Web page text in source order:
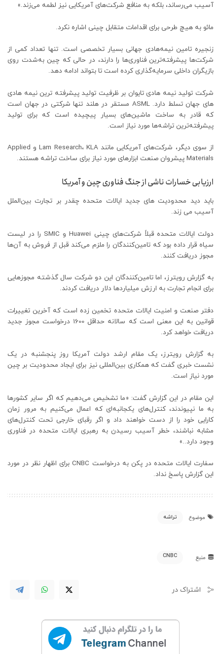
آسیب می‌رساند، بلکه به منافع شرکت‌های آمریکایی نیز لطمه می‌زند.»
مائو به هیچ طرحی برای اقدامات متقابل چینی اشاره نکرد.
زنجیره تامین نیمه‌هادی جهانی بسیار تخصصی است. تنها تعداد کمی از
شرکت‌ها پیشرفته‌ترین فناوری‌ها را دارند، در حالی که چین به‌شدت روی
بازیگران داخلی سرمایه‌گذاری کرده است تا بتواند ادامه دهد.
شرکت تولید نیمه هادی تایوان بر ظرفیت تولید پیشرفته ترین نیمه هادی
های جهان تسلط دارد. ASML مستقر در هلند تنها شرکتی در جهان است
که قادر به ساخت ماشین‌های بسیار پیچیده است که برای تولید
پیشرفته‌ترین تراشه‌ها مورد نیاز است.
از سوی دیگر، شرکت‌های آمریکایی مانند Lam Research، KLA و Applied
Materials پیشروان صنعت ابزارهای مورد نیاز برای ساخت تراشه هستند.
ارزیابی خسارات ناشی از جنگ فناوری چین و آمریکا
باید دید محدودیت های جدید ایالات متحده چقدر بر تجارت بین‌الملل
آسیب می زند.
دولت ایالات متحده قبلاً شرکت‌های چینی Huawei و SMIC را در لیست
سیاه قرار داده بود که تامین‌کنندگان را ملزم می‌کند قبل از فروش به آن‌ها
مجوز دریافت کنند.
به گزارش رویترز، اما تامین‌کنندگان این دو شرکت سال گذشته مجوزهایی
برای انجام تجارت به ارزش میلیاردها دلار دریافت کردند.
دفتر صنعت و امنیت ایالات متحده تخمین زده است که آخرین تغییرات
قوانین به این معنی است که سالانه حداقل 1600 درخواست مجوز جدید
دریافت خواهد کرد.
به گزارش رویترز، یک مقام ارشد دولت آمریکا روز پنجشنبه در یک
نشست خبری گفت که همکاری بین‌المللی نیز برای ایجاد محدودیت بر چین
مورد نیاز است.
این مقام در این گزارش گفت: «ما تشخیص می‌دهیم که اگر سایر کشورها
به ما نپیوندند، کنترل‌های یکجانبه‌ای که اعمال می‌کنیم به مرور زمان
کارایی خود را از دست خواهند داد و اگر رقبای خارجی تحت کنترل‌های
مشابه نباشند، خطر آسیب رسیدن به رهبری ایالات متحده در فناوری
وجود دارد..»
سفارت ایالات متحده در پکن به درخواست CNBC برای اظهار نظر در مورد
این گزارش پاسخ نداد.
موضوع تراشه
منبع CNBC
اشتراک در